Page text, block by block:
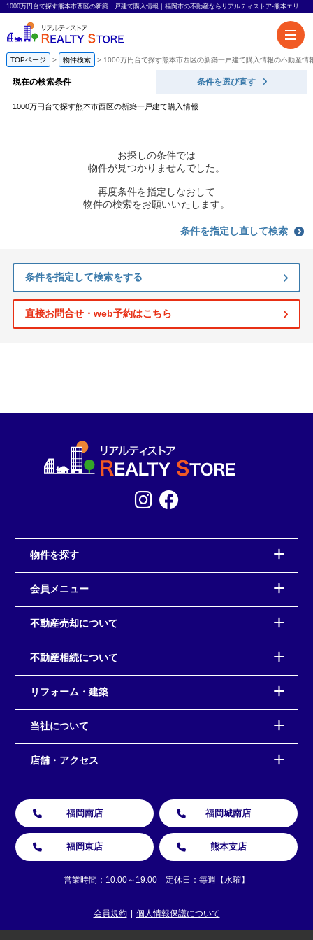
1000万円台で探す熊本市西区の新築一戸建て購入情報｜福岡市の不動産ならリアルティストア-熊本エリアも対応-
TOPページ 物件検索 1000万円台で探す熊本市西区の新築一戸建て購入情報の不動産情
現在の検索条件 条件を選び直す
1000万円台で探す熊本市西区の新築一戸建て購入情報
お探しの条件では
物件が見つかりませんでした。
再度条件を指定しなおして
物件の検索をお願いいたします。
条件を指定し直して検索
条件を指定して検索をする
直接お問合せ・web予約はこちら
物件を探す
会員メニュー
不動産売却について
不動産相続について
リフォーム・建築
当社について
店舗・アクセス
福岡南店 福岡城南店
福岡東店 熊本支店
営業時間：10:00～19:00 定休日：毎週【水曜】
会員規約 個人情報保護について